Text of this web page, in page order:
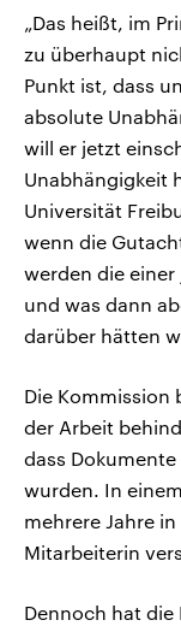
„Das heißt, im
zu überhaupt
Punkt ist, dass
absolute
will er jetzt
Unabhängigkeit
Universität
wenn die
werden die
und was dann
darüber hätten
Die Kommission
der Arbeit
dass
wurden. In
mehrere Jahre
Mitarbeiterin
Dennoch hat